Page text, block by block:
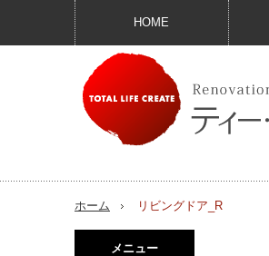
HOME
ホーム リビングドア_R
メニュー